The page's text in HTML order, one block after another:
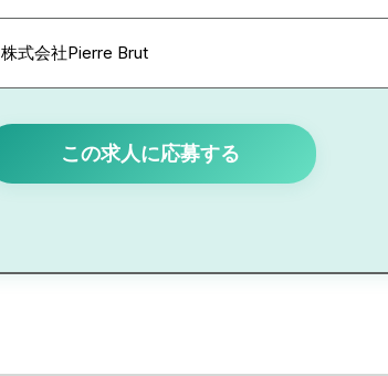
株式会社Pierre Brut
この求人に応募する